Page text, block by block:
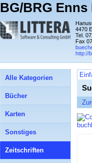
BG/BRG
4470
Tel.
Fax
http://
Alle Kategorien
Bücher
Karten
Sonstiges
Zeitschriften